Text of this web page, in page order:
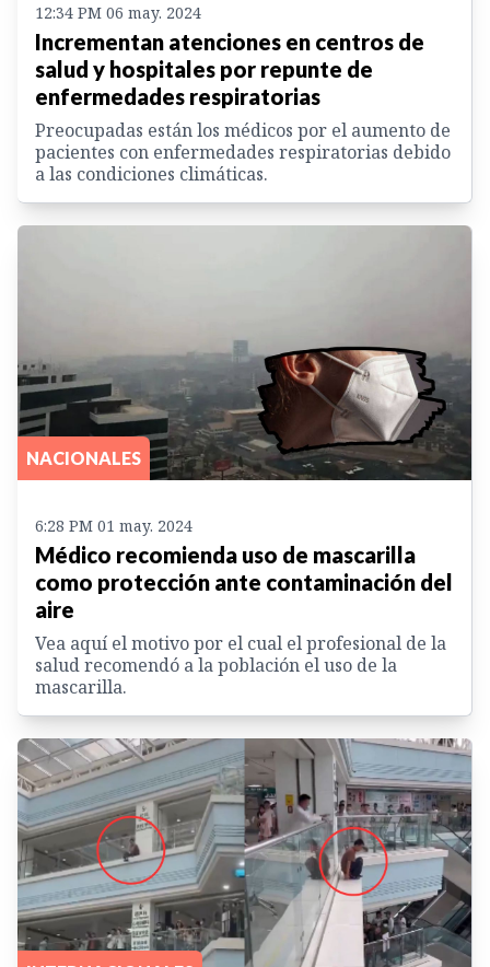
12:34 PM 06 may. 2024
Incrementan atenciones en centros de
salud y hospitales por repunte de
enfermedades respiratorias
Preocupadas están los médicos por el aumento de
pacientes con enfermedades respiratorias debido
a las condiciones climáticas.
NACIONALES
6:28 PM 01 may. 2024
Médico recomienda uso de mascarilla
como protección ante contaminación del
aire
Vea aquí el motivo por el cual el profesional de la
salud recomendó a la población el uso de la
mascarilla.